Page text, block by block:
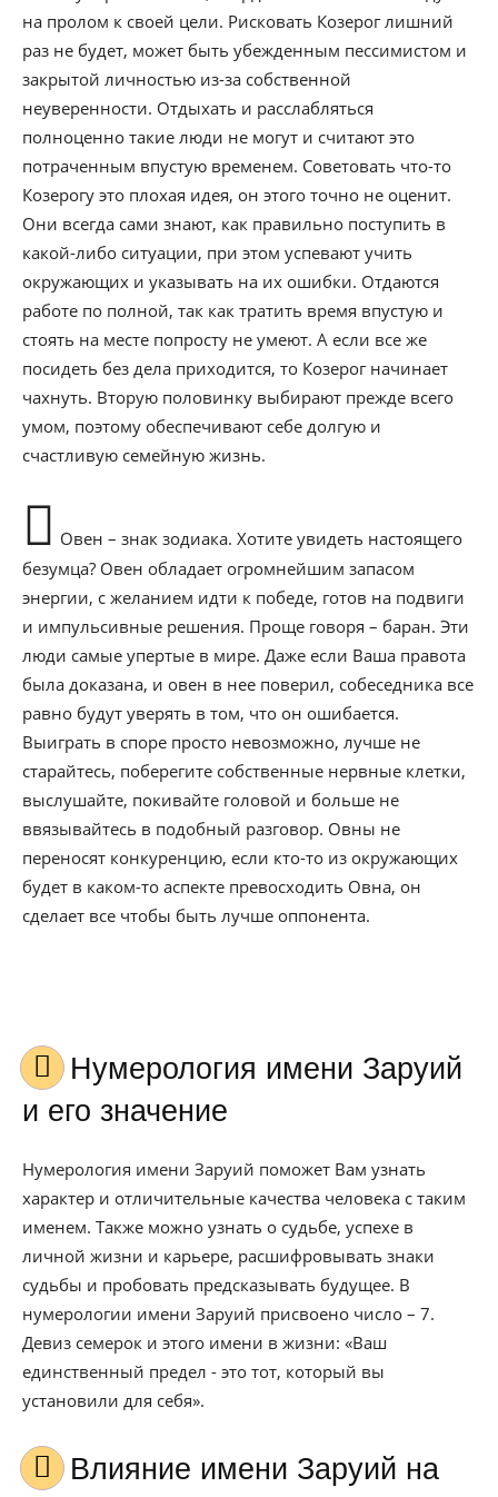
на пролом к своей цели. Рисковать Козерог лишний
раз не будет, может быть убежденным пессимистом и
закрытой личностью из-за собственной
неуверенности. Отдыхать и расслабляться
полноценно такие люди не могут и считают это
потраченным впустую временем. Советовать что-то
Козерогу это плохая идея, он этого точно не оценит.
Они всегда сами знают, как правильно поступить в
какой-либо ситуации, при этом успевают учить
окружающих и указывать на их ошибки. Отдаются
работе по полной, так как тратить время впустую и
стоять на месте попросту не умеют. А если все же
посидеть без дела приходится, то Козерог начинает
чахнуть. Вторую половинку выбирают прежде всего
умом, поэтому обеспечивают себе долгую и
счастливую семейную жизнь.
Овен – знак зодиака. Хотите увидеть настоящего
безумца? Овен обладает огромнейшим запасом
энергии, с желанием идти к победе, готов на подвиги
и импульсивные решения. Проще говоря – баран. Эти
люди самые упертые в мире. Даже если Ваша правота
была доказана, и овен в нее поверил, собеседника все
равно будут уверять в том, что он ошибается.
Выиграть в споре просто невозможно, лучше не
старайтесь, поберегите собственные нервные клетки,
выслушайте, покивайте головой и больше не
ввязывайтесь в подобный разговор. Овны не
переносят конкуренцию, если кто-то из окружающих
будет в каком-то аспекте превосходить Овна, он
сделает все чтобы быть лучше оппонента.
Нумерология имени Заруий
и его значение
Нумерология имени Заруий поможет Вам узнать
характер и отличительные качества человека с таким
именем. Также можно узнать о судьбе, успехе в
личной жизни и карьере, расшифровывать знаки
судьбы и пробовать предсказывать будущее. В
нумерологии имени Заруий присвоено число – 7.
Девиз семерок и этого имени в жизни: «Ваш
единственный предел - это тот, который вы
установили для себя».
Влияние имени Заруий на